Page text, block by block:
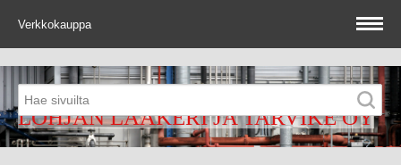
Verkkokauppa
LOHJAN LAAKERI JA TARVIKE OY